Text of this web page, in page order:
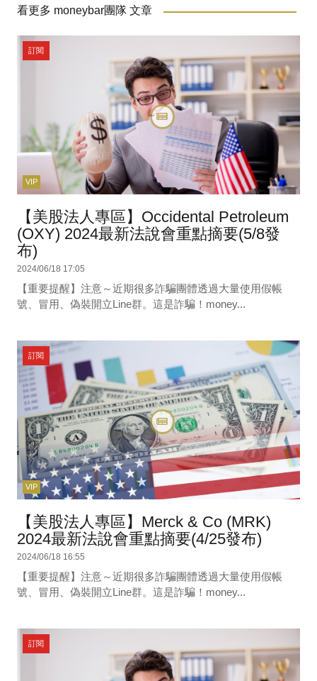
看更多 moneybar團隊 文章
VIP
訂閱
【美股法人專區】Occidental Petroleum
(OXY) 2024最新法說會重點摘要(5/8發
布)
2024/06/18 17:05
【重要提醒】注意～近期很多詐騙團體透過大量使用假帳
號、冒用、偽裝開立Line群。這是詐騙！money...
VIP
訂閱
【美股法人專區】Merck & Co (MRK)
2024最新法說會重點摘要(4/25發布)
2024/06/18 16:55
【重要提醒】注意～近期很多詐騙團體透過大量使用假帳
號、冒用、偽裝開立Line群。這是詐騙！money...
訂閱